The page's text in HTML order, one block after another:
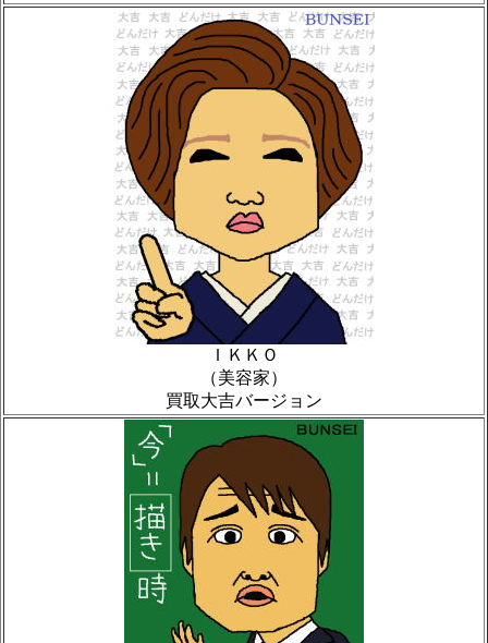
ＩＫＫＯ
（美容家）
買取大吉バージョン